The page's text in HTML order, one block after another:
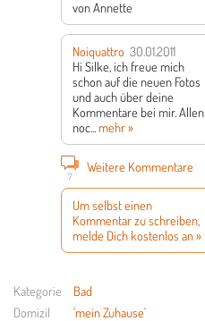
von Annette
Noiquattro 30.01.2011
Hi Silke, ich freue mich
schon auf die neuen Fotos
und auch über deine
Kommentare bei mir. Allen
noc...mehr »
7
Weitere Kommentare
Um selbst einen
Kommentar zu schreiben,
melde Dich kostenlos an »
Kategorie
Bad
Domizil
'mein Zuhause'